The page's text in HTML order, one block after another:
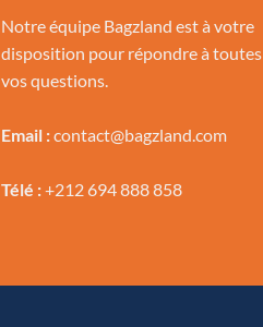
Notre équipe Bagzland est à votre
disposition pour répondre à toutes
vos questions.
Email :contact@bagzland.com
Télé :+212 694 888 858